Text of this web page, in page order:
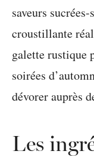
saveurs
croustillante
galette rustique
soirées
dévorer auprès
Les